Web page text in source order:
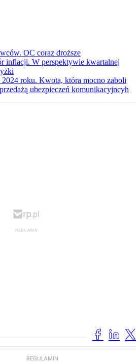
OC coraz droższe
inflacji. W perspektywie kwartalnej
roku. Kwota, która mocno zaboli
ubezpieczeń komunikacyjncyh
REGULAMIN